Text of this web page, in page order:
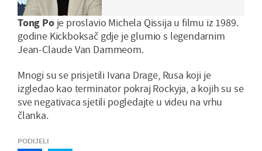
Tong Poje proslavio Michela Qissija u filmu iz 1989.
godine Kickboksač gdje je glumio s legendarnim
Jean-Claude Van Dammeom.
Mnogi su se prisjetili Ivana Drage, Rusa koji je
izgledao kao terminator pokraj Rockyja, a kojih su se
sve negativaca sjetili pogledajte u videu na vrhu
članka.
PODIJELI